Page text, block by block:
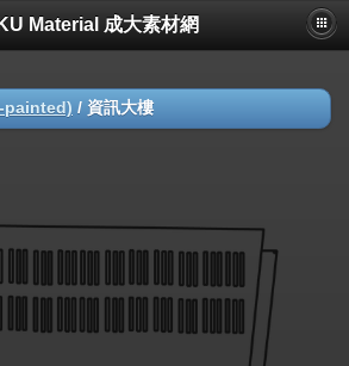
Material 成大素材網
painted) / 資訊大樓